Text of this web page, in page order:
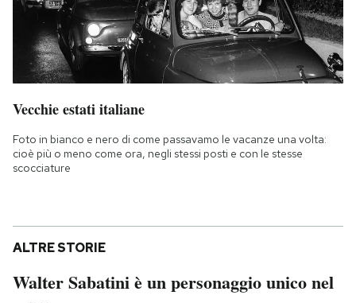
Vecchie estati italiane
Foto in bianco e nero di come passavamo le vacanze una volta:
cioè più o meno come ora, negli stessi posti e con le stesse
scocciature
ALTRE STORIE
Walter Sabatini è un personaggio unico nel